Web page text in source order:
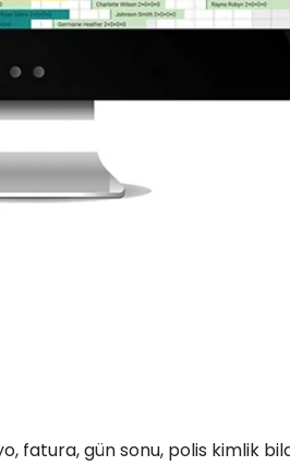
fatura, gün sonu, polis kimlik